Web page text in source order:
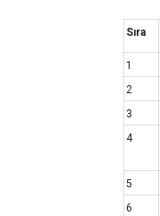
Sıra
1
2
3
4
5
6